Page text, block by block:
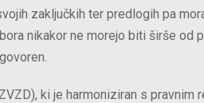
zaključkih ter predlogih pa
nikakor ne morejo biti širše od
ki je harmoniziran s pravnim